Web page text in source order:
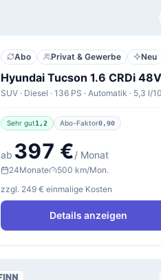
Abo Privat & Gewerbe Neu
Sehr gut1,2 Abo-Faktor0,90
ab 397 €/ Monat
24Monate
500 km/Mon.
zzgl. 249 € einmalige Kosten
Details anzeigen